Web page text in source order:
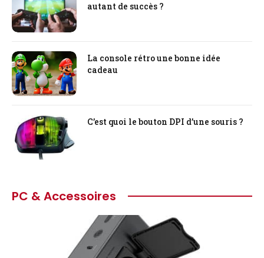
autant de succès ?
La console rétro une bonne idée
cadeau
C’est quoi le bouton DPI d’une souris ?
PC & Accessoires